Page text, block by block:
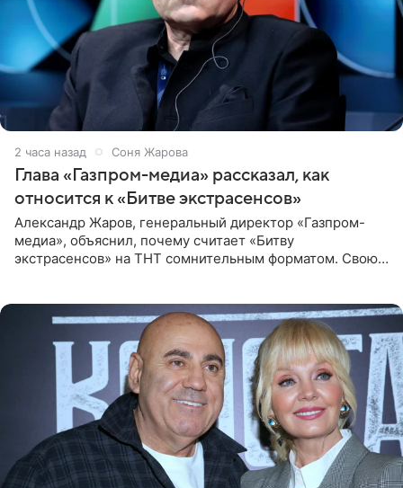
2 часа назад Соня Жарова
Глава «Газпром-медиа» рассказал, как
относится к «Битве экстрасенсов»
Александр Жаров, генеральный директор «Газпром-
медиа», объяснил, почему считает «Битву
экстрасенсов» на ТНТ сомнительным форматом. Свою